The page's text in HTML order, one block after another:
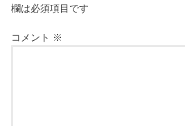
欄は必須項目です
コメント ※